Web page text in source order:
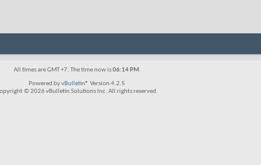
All times are GMT +7. The time now is06:14 PM.
Powered byvBulletin® Version 4.2.5
© 2026 vBulletin Solutions Inc. All rights reserved.